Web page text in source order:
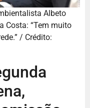
Albeto
Costa: “Tem muito
/ Crédito: